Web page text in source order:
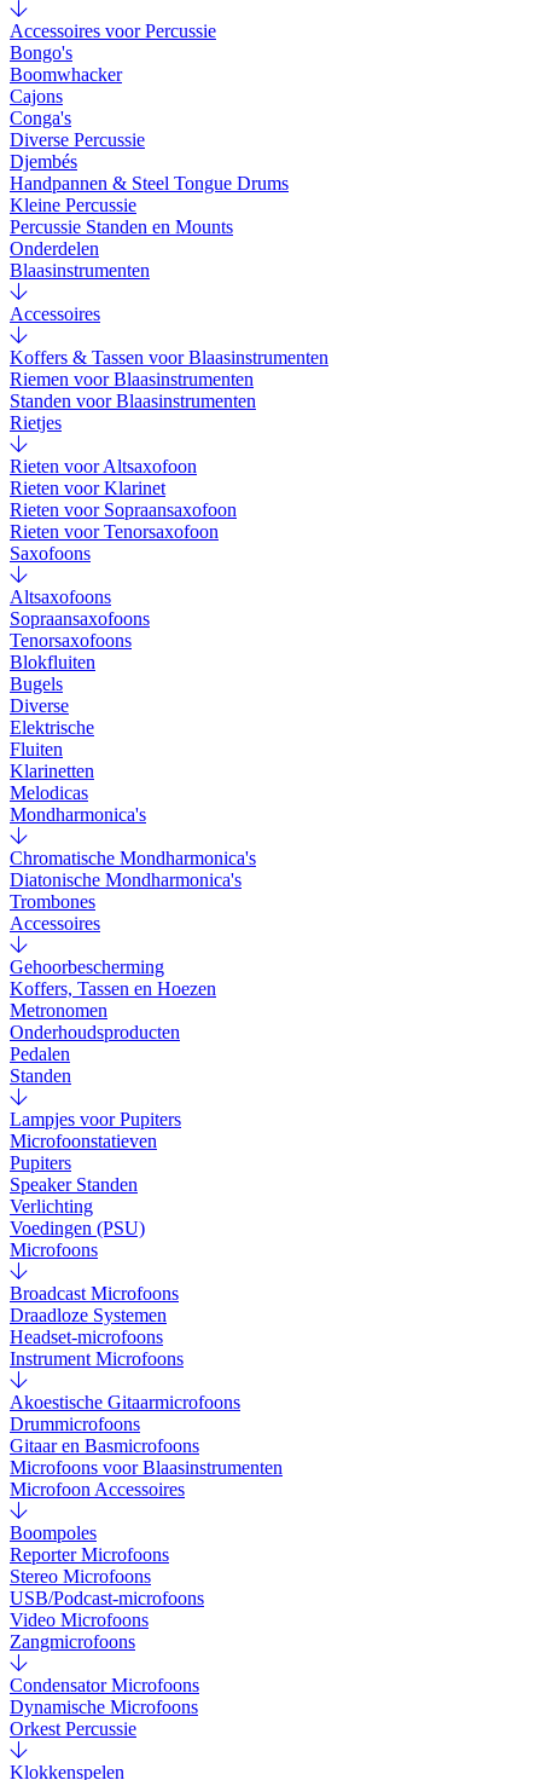
Accessoires voor Percussie
Bongo's
Boomwhacker
Cajons
Conga's
Diverse Percussie
Djembés
Handpannen & Steel Tongue Drums
Kleine Percussie
Percussie Standen en Mounts
Onderdelen
Blaasinstrumenten
Accessoires
Koffers & Tassen voor Blaasinstrumenten
Riemen voor Blaasinstrumenten
Standen voor Blaasinstrumenten
Rietjes
Rieten voor Altsaxofoon
Rieten voor Klarinet
Rieten voor Sopraansaxofoon
Rieten voor Tenorsaxofoon
Saxofoons
Altsaxofoons
Sopraansaxofoons
Tenorsaxofoons
Blokfluiten
Bugels
Diverse
Elektrische
Fluiten
Klarinetten
Melodicas
Mondharmonica's
Chromatische Mondharmonica's
Diatonische Mondharmonica's
Trombones
Accessoires
Gehoorbescherming
Koffers, Tassen en Hoezen
Metronomen
Onderhoudsproducten
Pedalen
Standen
Lampjes voor Pupiters
Microfoonstatieven
Pupiters
Speaker Standen
Verlichting
Voedingen (PSU)
Microfoons
Broadcast Microfoons
Draadloze Systemen
Headset-microfoons
Instrument Microfoons
Akoestische Gitaarmicrofoons
Drummicrofoons
Gitaar en Basmicrofoons
Microfoons voor Blaasinstrumenten
Microfoon Accessoires
Boompoles
Reporter Microfoons
Stereo Microfoons
USB/Podcast-microfoons
Video Microfoons
Zangmicrofoons
Condensator Microfoons
Dynamische Microfoons
Orkest Percussie
Klokkenspelen